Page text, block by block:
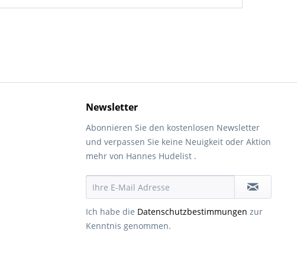
Newsletter
Abonnieren Sie den kostenlosen Newsletter
und verpassen Sie keine Neuigkeit oder Aktion
mehr von Hannes Hudelist .
Ich habe die Datenschutzbestimmungen zur
Kenntnis genommen.